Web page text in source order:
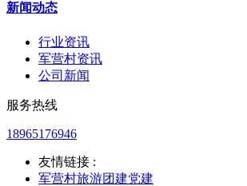
新闻动态
行业资讯
军营村资讯
公司新闻
服务热线
18965176946
友情链接 :
军营村旅游团建党建